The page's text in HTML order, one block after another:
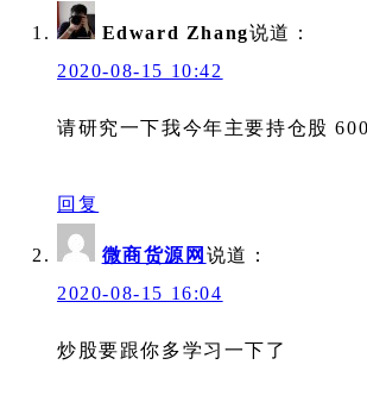
Edward Zhang说道：
2020-08-15 10:42
请研究一下我今年主要持仓股
回复
微商货源网 说道：
2020-08-15 16:04
炒股要跟你多学习一下了